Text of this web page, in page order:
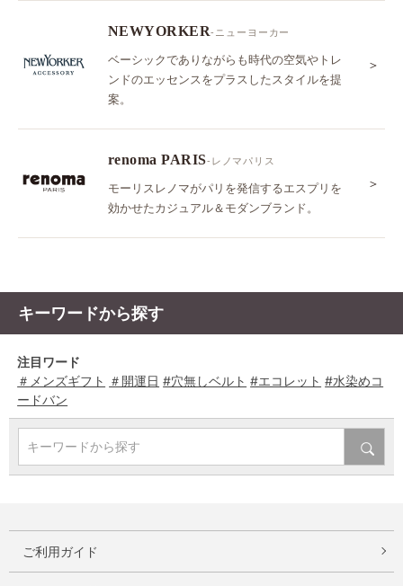
NEWYORKER-ニューヨーカー
ベーシックでありながらも時代の空気やトレ
ンドのエッセンスをプラスしたスタイルを提
案。
＞
renoma PARIS-レノマパリス
モーリスレノマがパリを発信するエスプリを
効かせたカジュアル＆モダンブランド。
＞
キーワードから探す
注目ワード
＃メンズギフト ＃開運日 #穴無しベルト #エコレット #水染めコ
ードバン
キーワードから探す
ご利用ガイド